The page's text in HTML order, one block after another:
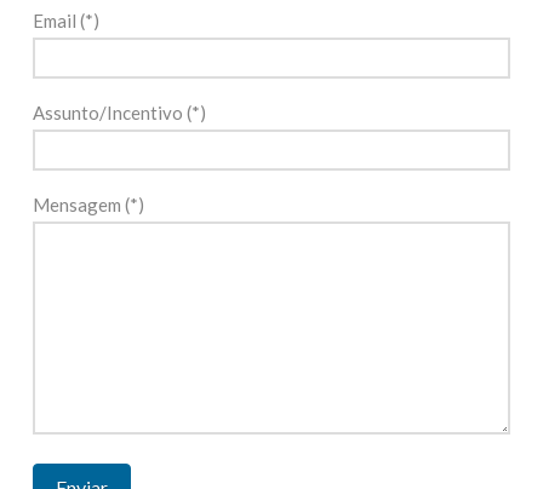
Email (*)
Assunto/Incentivo (*)
Mensagem (*)